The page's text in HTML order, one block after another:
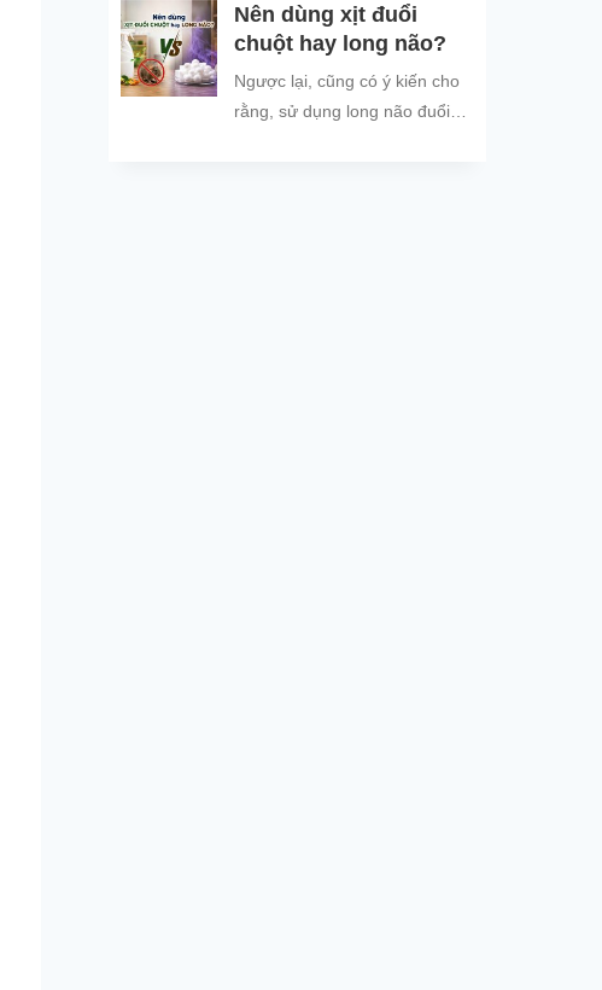
không thích.
Nên dùng xịt đuổi
chuột hay long não?
Ngược lại, cũng có ý kiến cho
rằng, sử dụng long não đuổi